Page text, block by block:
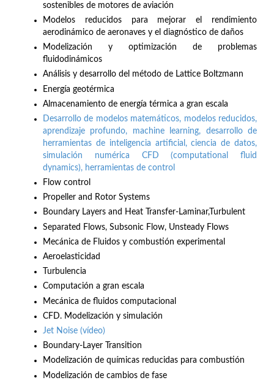
sostenibles de motores de aviación
Modelos reducidos para mejorar el rendimiento
aerodinámico de aeronaves y el diagnóstico de daños
Modelización y optimización de problemas
fluidodinámicos
Análisis y desarrollo del método de Lattice Boltzmann
Energía geotérmica
Almacenamiento de energía térmica a gran escala
Desarrollo de modelos matemáticos, modelos reducidos,
aprendizaje profundo, machine learning, desarrollo de
herramientas de inteligencia artificial, ciencia de datos,
simulación numérica CFD (computational fluid
dynamics), herramientas de control
Flow control
Propeller and Rotor Systems
Boundary Layers and Heat Transfer-Laminar,Turbulent
Separated Flows, Subsonic Flow, Unsteady Flows
Mecánica de Fluidos y combustión experimental
Aeroelasticidad
Turbulencia
Computación a gran escala
Mecánica de fluidos computacional
CFD. Modelización y simulación
Jet Noise (vídeo)
Boundary-Layer Transition
Modelización de químicas reducidas para combustión
Modelización de cambios de fase